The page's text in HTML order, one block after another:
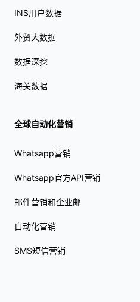
INS用户数据
外贸大数据
数据深挖
海关数据
全球自动化营销
Whatsapp营销
Whatsapp官方API营销
邮件营销和企业邮
自动化营销
SMS短信营销